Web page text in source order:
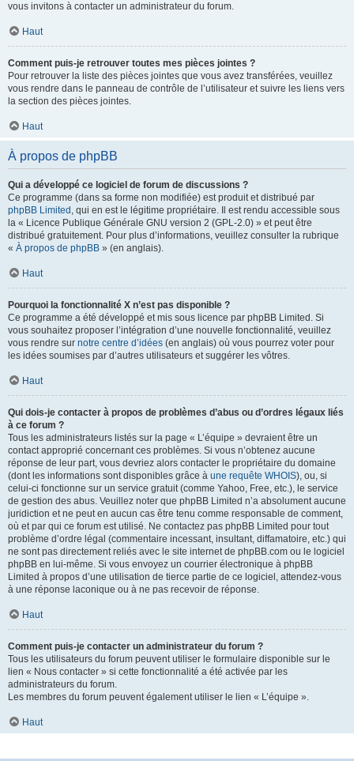
vous invitons à contacter un administrateur du forum.
Haut
Comment puis-je retrouver toutes mes pièces jointes ?
Pour retrouver la liste des pièces jointes que vous avez transférées, veuillez
vous rendre dans le panneau de contrôle de l’utilisateur et suivre les liens vers
la section des pièces jointes.
Haut
À propos de phpBB
Qui a développé ce logiciel de forum de discussions ?
Ce programme (dans sa forme non modifiée) est produit et distribué par
phpBB Limited , qui en est le légitime propriétaire. Il est rendu accessible sous
la « Licence Publique Générale GNU version 2 (GPL-2.0) » et peut être
distribué gratuitement. Pour plus d’informations, veuillez consulter la rubrique
« À propos de phpBB » (en anglais).
Haut
Pourquoi la fonctionnalité X n’est pas disponible ?
Ce programme a été développé et mis sous licence par phpBB Limited. Si
vous souhaitez proposer l’intégration d’une nouvelle fonctionnalité, veuillez
vous rendre sur notre centre d’idées (en anglais) où vous pourrez voter pour
les idées soumises par d’autres utilisateurs et suggérer les vôtres.
Haut
Qui dois-je contacter à propos de problèmes d’abus ou d’ordres légaux liés
à ce forum ?
Tous les administrateurs listés sur la page « L’équipe » devraient être un
contact approprié concernant ces problèmes. Si vous n’obtenez aucune
réponse de leur part, vous devriez alors contacter le propriétaire du domaine
(dont les informations sont disponibles grâce à une requête WHOIS), ou, si
celui-ci fonctionne sur un service gratuit (comme Yahoo, Free, etc.), le service
de gestion des abus. Veuillez noter que phpBB Limited n’a absolument aucune
juridiction et ne peut en aucun cas être tenu comme responsable de comment,
où et par qui ce forum est utilisé. Ne contactez pas phpBB Limited pour tout
problème d’ordre légal (commentaire incessant, insultant, diffamatoire, etc.) qui
ne sont pas directement reliés avec le site internet de phpBB.com ou le logiciel
phpBB en lui-même. Si vous envoyez un courrier électronique à phpBB
Limited à propos d’une utilisation de tierce partie de ce logiciel, attendez-vous
à une réponse laconique ou à ne pas recevoir de réponse.
Haut
Comment puis-je contacter un administrateur du forum ?
Tous les utilisateurs du forum peuvent utiliser le formulaire disponible sur le
lien « Nous contacter » si cette fonctionnalité a été activée par les
administrateurs du forum.
Les membres du forum peuvent également utiliser le lien « L’équipe ».
Haut